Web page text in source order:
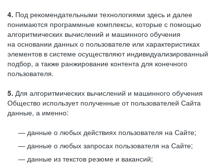
4. Под рекомендательными технологиями здесь и далее
понимаются программные комплексы, которые с помощью
алгоритмических вычислений и машинного обучения
на основании данных о пользователе или характеристиках
элементов в системе осуществляют индивидуализированный
подбор, а также ранжирование контента для конечного
пользователя.
5. Для алгоритмических вычислений и машинного обучения
Общество использует полученные от пользователей Сайта
данные, а именно:
данные о любых действиях пользователя на Сайте;
данные о любых запросах пользователя на Сайте;
данные из текстов резюме и вакансий;